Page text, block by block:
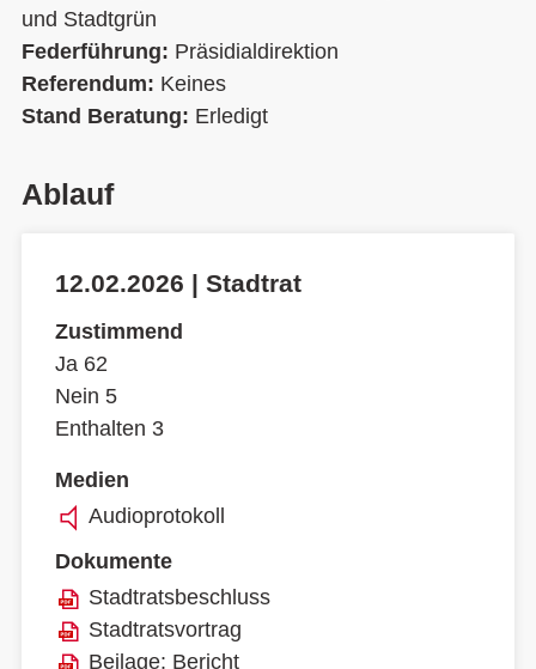
und Stadtgrün
Federführung: Präsidialdirektion
Referendum: Keines
Stand Beratung: Erledigt
Ablauf
12.02.2026 | Stadtrat
Zustimmend
Ja 62
Nein 5
Enthalten 3
Medien
Audioprotokoll
Dokumente
Stadtratsbeschluss
Stadtratsvortrag
Beilage: Bericht